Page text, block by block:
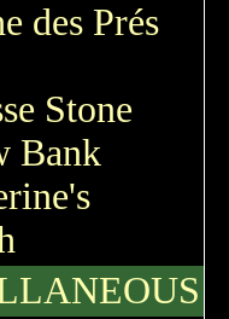
des Prés
Stone
Bank